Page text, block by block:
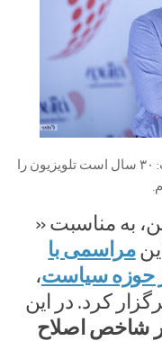
عباس عبدی با انتقاد از ناترازی رسانه گفت: ۳۰ سال است تلویزیون را
به مناسبت «
مراسمی با
حوزه سیاست،
کرد. در این
شاخص اصلاح